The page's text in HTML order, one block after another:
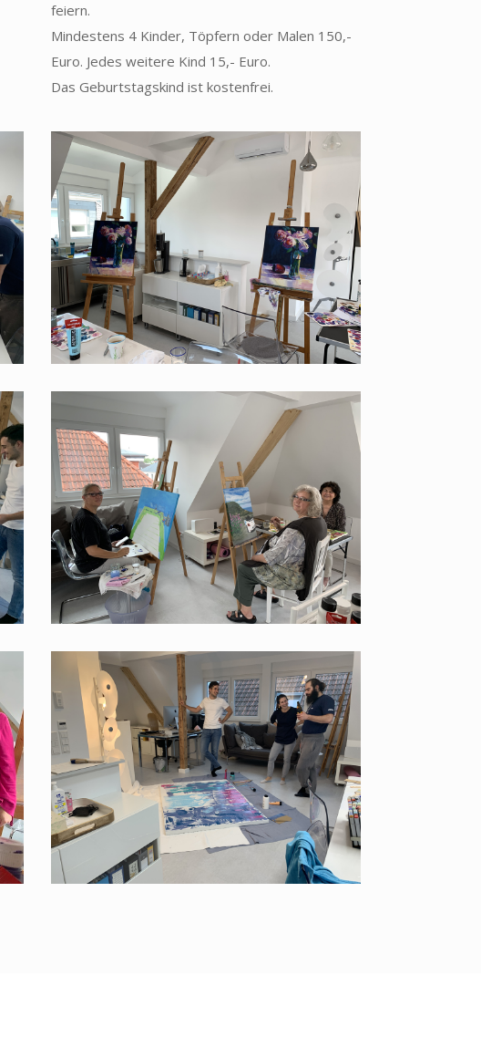
feiern.
Mindestens 4 Kinder, Töpfern oder Malen 150,-
Euro. Jedes weitere Kind 15,- Euro.
Das Geburtstagskind ist kostenfrei.